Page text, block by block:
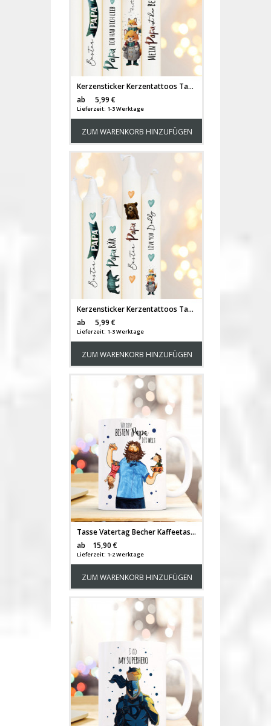
Kerzensticker Kerzentattoos Tattoofolie Bester Papa Dad Vater Geschenk für Kerzen oder Keramik A6 Bogen DIY Stickerbogen für bis zu 4 Kerzen kst35
ab
5,99 €
Lieferzeit: 1-3 Werktage
ZUM WARENKORB HINZUFÜGEN
Kerzensticker Kerzentattoos Tattoofolie Bester Papa Dad Vater Geschenk Papabär für Kerzen oder Keramik A6 Bogen DIY Stickerbogen für bis zu 5 Kerzen kst38
ab
5,99 €
Lieferzeit: 1-3 Werktage
ZUM WARENKORB HINZUFÜGEN
Tasse Vatertag Becher Kaffeetasse Kaffeebecher mit Vater Kindern Punkten und Spruch für den besten Papa der Welt ts454
ab
15,90 €
Lieferzeit: 1-2 Werktage
ZUM WARENKORB HINZUFÜGEN